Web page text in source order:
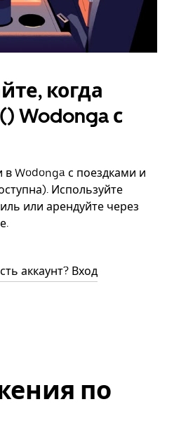
когда
Wodonga с
в Wodonga с поездками и
Используйте
или арендуйте через
аккаунт? Вход
по